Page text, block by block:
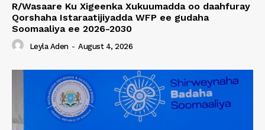
R/Wasaare Ku Xigeenka Xukuumadda oo daahfuray
Qorshaha Istaraatijiyadda WFP ee gudaha
Soomaaliya ee 2026-2030
Leyla Aden - August 4, 2026